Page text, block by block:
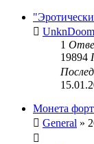
1
19894
Монета
General »